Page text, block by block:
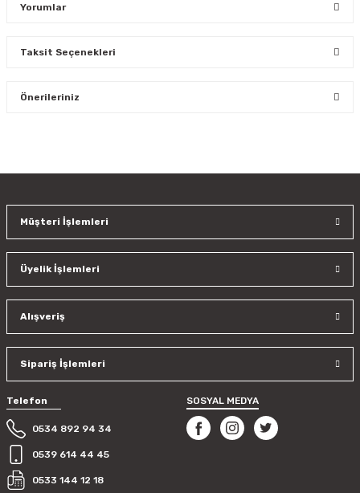
Yorumlar
Taksit Seçenekleri
Önerileriniz
Ürün resmi kalitesiz, bozuk veya görüntülenemiyor.
Ürün bilgilerinde hatalar bulunuyor.
Bu ürüne benzer farklı alternatifler olmalı.
Gönder
Müşteri İşlemleri
Üyelik İşlemleri
Alışveriş
Sipariş İşlemleri
Telefon
0534 892 94 34
0539 614 44 45
0533 144 12 18
SOSYAL MEDYA